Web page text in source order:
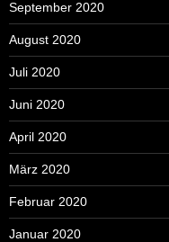
September 2020
August 2020
Juli 2020
Juni 2020
April 2020
März 2020
Februar 2020
Januar 2020